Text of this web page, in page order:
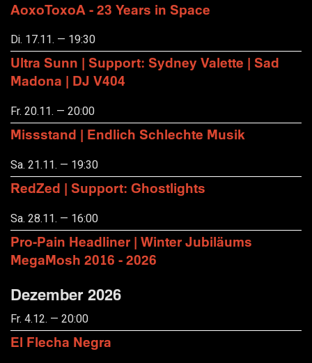
AoxoToxoA - 23 Years in Space
Di. 17.11. — 19:30
Ultra Sunn | Support: Sydney Valette | Sad
Madona | DJ V404
Fr. 20.11. — 20:00
Missstand | Endlich Schlechte Musik
Sa. 21.11. — 19:30
RedZed | Support: Ghostlights
Sa. 28.11. — 16:00
Pro-Pain Headliner | Winter Jubiläums
MegaMosh 2016 - 2026
Dezember 2026
Fr. 4.12. — 20:00
El Flecha Negra